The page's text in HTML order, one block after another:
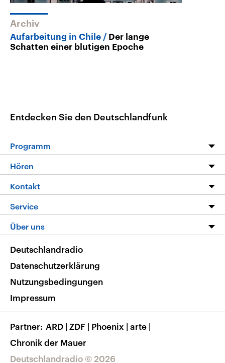
Archiv
Aufarbeitung in Chile
Der lange
Schatten einer blutigen Epoche
Entdecken Sie den Deutschlandfunk
Programm
Programm
Die Nachrichten
Nachrichtenleicht
Neue Beiträge auf dlf.de
Hören
Livestream
Podcasts
Deutschlandfunk App
Nachrichten App
Frequenzen
Kontakt
Hörerservice
Service
FAQ
Veranstaltungen
Musikliste
RSS
Über uns
Barrierefreiheit
Deutschlandradio © 2026
Deutschlandradio
Datenschutzerklärung
Nutzungsbedingungen
Impressum
Partner ARD | ZDF | Phoenix | arte |
Chronik der Mauer